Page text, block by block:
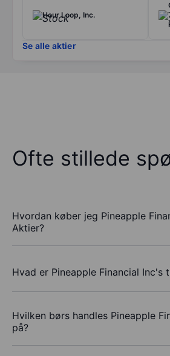
Hour Loop, Inc.
Se alle aktier
Ofte stillede
Hvordan køber jeg Pineapple
Aktier?
Hvad er Pineapple Financial Inc's
Hvilken børs handles Pineapple
på?